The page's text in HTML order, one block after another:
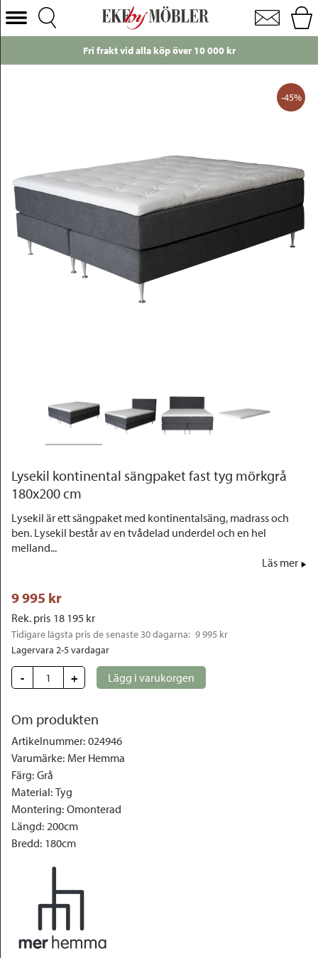
Lysekil kontinental sängpaket fast tyg mörkgrå 180x200 cm
Välj Kategori
Förvaring
Inredning
Mattor
Just nu!Endast 49 kr i frakt till
-45%
Lysekil kontinental sängpaket fast tyg mörkgrå
180x200 cm
Lysekil är ett sängpaket med kontinentalsäng, madrass och
ben. Lysekil består av en tvådelad underdel och en hel
melland...
Läs mer
9 995 kr
Rek. pris 18 195 kr
Tidigare lägsta pris de senaste 30 dagarna: 9 995 kr
Lagervara 2-5 vardagar
- + Lägg i varukorgen
Om produkten
Artikelnummer: 024946
Varumärke: Mer Hemma
Färg: Grå
Material: Tyg
Montering: Omonterad
Längd: 200cm
Bredd: 180cm